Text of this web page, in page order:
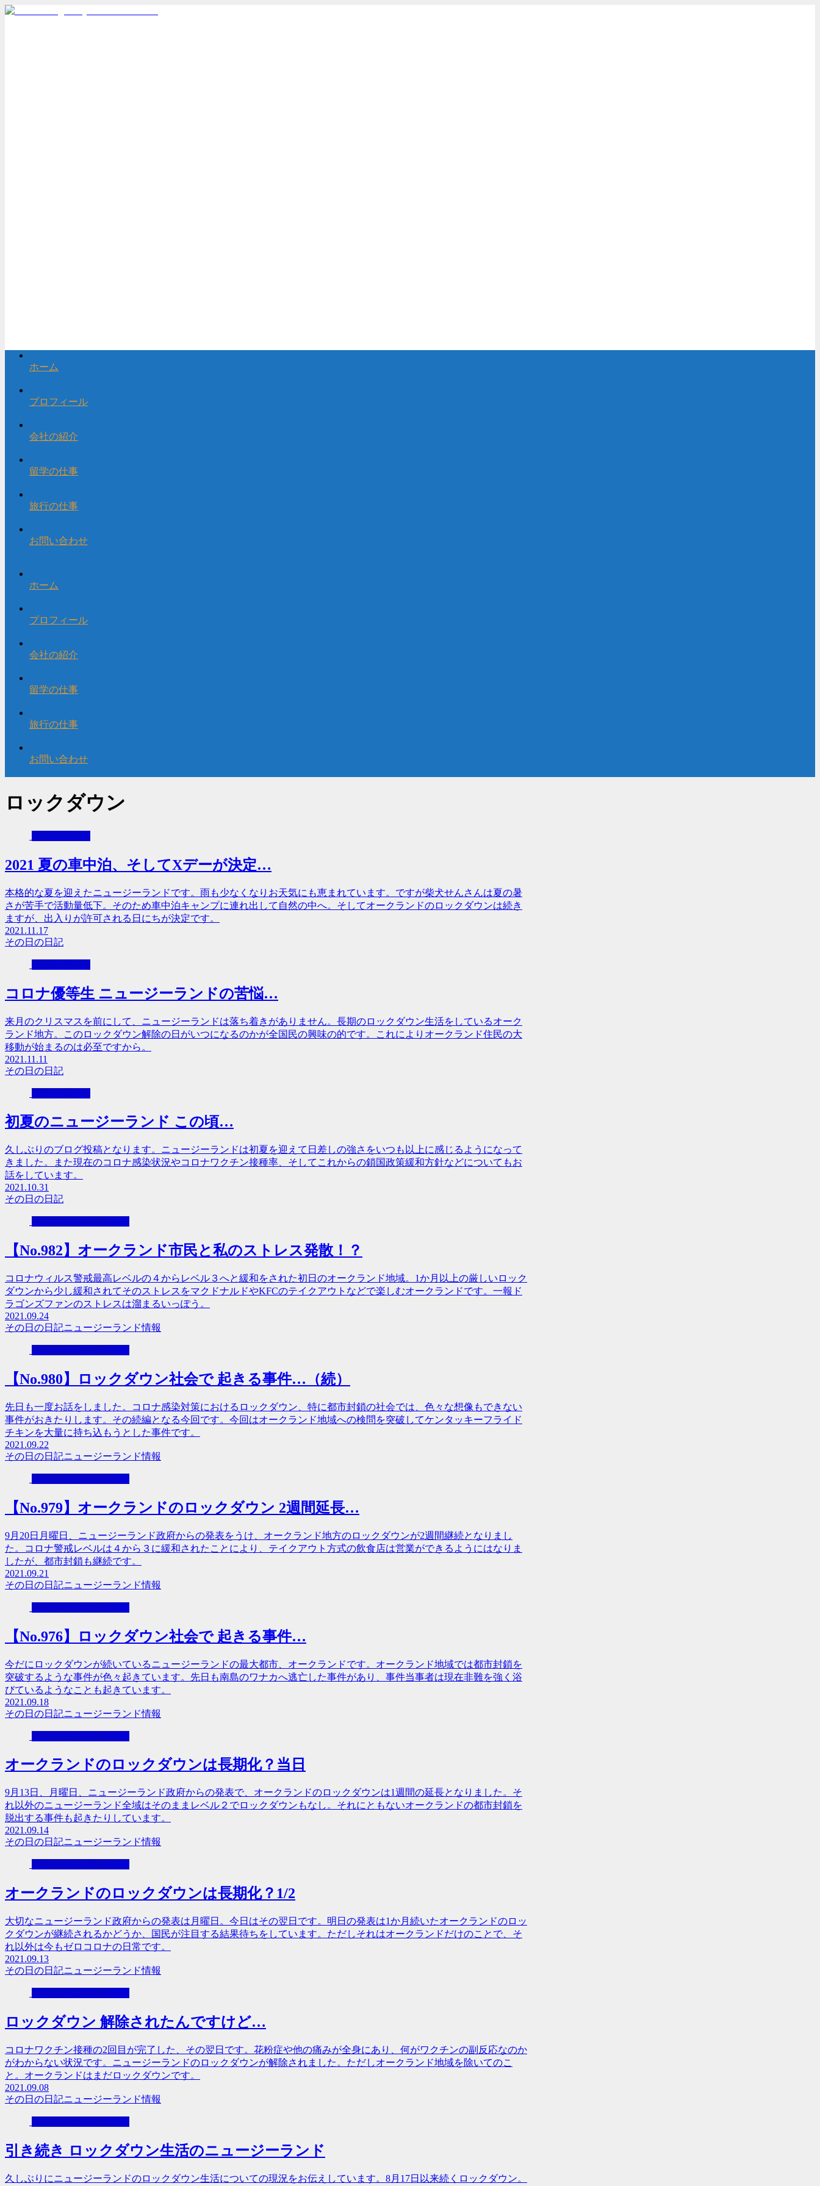
ホーム
プロフィール
会社の紹介
留学の仕事
旅行の仕事
お問い合わせ
ホーム
プロフィール
会社の紹介
留学の仕事
旅行の仕事
お問い合わせ
ロックダウン
その日の日記
2021 夏の車中泊、そしてXデーが決定…
本格的な夏を迎えたニュージーランドです。雨も少なくなりお天気にも恵まれています。ですが柴犬せんさんは夏の暑
さが苦手で活動量低下。そのため車中泊キャンプに連れ出して自然の中へ。そしてオークランドのロックダウンは続き
ますが、出入りが許可される日にちが決定です。
2021.11.17
その日の日記
その日の日記
コロナ優等生 ニュージーランドの苦悩…
来月のクリスマスを前にして、ニュージーランドは落ち着きがありません。長期のロックダウン生活をしているオーク
ランド地方。このロックダウン解除の日がいつになるのかが全国民の興味の的です。これによりオークランド住民の大
移動が始まるのは必至ですから。
2021.11.11
その日の日記
その日の日記
初夏のニュージーランド この頃…
久しぶりのブログ投稿となります。ニュージーランドは初夏を迎えて日差しの強さをいつも以上に感じるようになって
きました。また現在のコロナ感染状況やコロナワクチン接種率、そしてこれからの鎖国政策緩和方針などについてもお
話をしています。
2021.10.31
その日の日記
ニュージーランド情報
【No.982】オークランド市民と私のストレス発散！？
コロナウィルス警戒最高レベルの４からレベル３へと緩和をされた初日のオークランド地域。1か月以上の厳しいロック
ダウンから少し緩和されてそのストレスをマクドナルドやKFCのテイクアウトなどで楽しむオークランドです。一報ド
ラゴンズファンのストレスは溜まるいっぽう。
2021.09.24
その日の日記ニュージーランド情報
ニュージーランド情報
【No.980】ロックダウン社会で 起きる事件…（続）
先日も一度お話をしました。コロナ感染対策におけるロックダウン、特に都市封鎖の社会では、色々な想像もできない
事件がおきたりします。その続編となる今回です。今回はオークランド地域への検問を突破してケンタッキーフライド
チキンを大量に持ち込もうとした事件です。
2021.09.22
その日の日記ニュージーランド情報
ニュージーランド情報
【No.979】オークランドのロックダウン 2週間延長…
9月20日月曜日、ニュージーランド政府からの発表をうけ、オークランド地方のロックダウンが2週間継続となりまし
た。コロナ警戒レベルは４から３に緩和されたことにより、テイクアウト方式の飲食店は営業ができるようにはなりま
したが、都市封鎖も継続です。
2021.09.21
その日の日記ニュージーランド情報
ニュージーランド情報
【No.976】ロックダウン社会で 起きる事件…
今だにロックダウンが続いているニュージーランドの最大都市、オークランドです。オークランド地域では都市封鎖を
突破するような事件が色々起きています。先日も南島のワナカへ逃亡した事件があり、事件当事者は現在非難を強く浴
びているようなことも起きています。
2021.09.18
その日の日記ニュージーランド情報
ニュージーランド情報
オークランドのロックダウンは長期化？当日
9月13日、月曜日、ニュージーランド政府からの発表で、オークランドのロックダウンは1週間の延長となりました。そ
れ以外のニュージーランド全域はそのままレベル２でロックダウンもなし。それにともないオークランドの都市封鎖を
脱出する事件も起きたりしています。
2021.09.14
その日の日記ニュージーランド情報
ニュージーランド情報
オークランドのロックダウンは長期化？1/2
大切なニュージーランド政府からの発表は月曜日。今日はその翌日です。明日の発表は1か月続いたオークランドのロッ
クダウンが継続されるかどうか、国民が注目する結果待ちをしています。ただしそれはオークランドだけのことで、そ
れ以外は今もゼロコロナの日常です。
2021.09.13
その日の日記ニュージーランド情報
ニュージーランド情報
ロックダウン 解除されたんですけど…
コロナワクチン接種の2回目が完了した、その翌日です。花粉症や他の痛みが全身にあり、何がワクチンの副反応なのか
がわからない状況です。ニュージーランドのロックダウンが解除されました。ただしオークランド地域を除いてのこ
と。オークランドはまだロックダウンです。
2021.09.08
その日の日記ニュージーランド情報
ニュージーランド情報
引き続き ロックダウン生活のニュージーランド
久しぶりにニュージーランドのロックダウン生活についての現況をお伝えしています。8月17日以来続くロックダウン。